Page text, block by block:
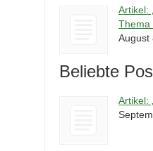
Artikel:
Thema
August
Beliebte
Artikel: